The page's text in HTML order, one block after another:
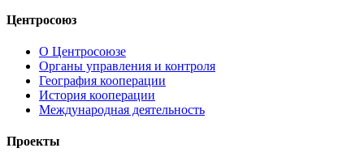
Центросоюз
О Центросоюзе
Органы управления и контроля
География кооперации
История кооперации
Международная деятельность
Проекты